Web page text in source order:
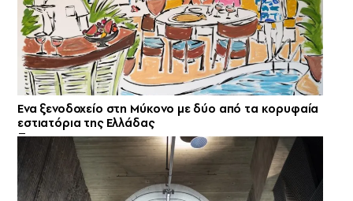
Ενα ξενοδοχείο στη Μύκονο με δύο από τα κορυφαία
εστιατόρια της Ελλάδας